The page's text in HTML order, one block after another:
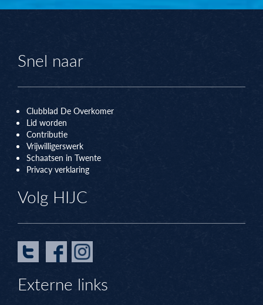
Snel naar
Clubblad De Overkomer
Lid worden
Contributie
Vrijwilligerswerk
Schaatsen in Twente
Privacy verklaring
Volg HIJC
Externe links